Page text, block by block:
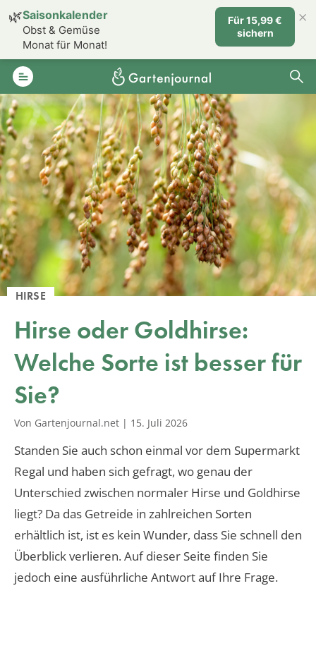
HIRSE
Hirse oder Goldhirse:
Welche Sorte ist besser für
Sie?
Von Gartenjournal.net | 15. Juli 2026
Standen Sie auch schon einmal vor dem Supermarkt
Regal und haben sich gefragt, wo genau der
Unterschied zwischen normaler Hirse und Goldhirse
liegt? Da das Getreide in zahlreichen Sorten
erhältlich ist, ist es kein Wunder, dass Sie schnell den
Überblick verlieren. Auf dieser Seite finden Sie
jedoch eine ausführliche Antwort auf Ihre Frage.
🌿Saisonkalender
Obst & Gemüse
Monat für Monat!
Für 15,99 €
sichern
×